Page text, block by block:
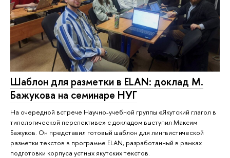
Шаблон для разметки в ELAN: доклад М.
Бажукова на семинаре НУГ
На очередной встрече Научно-учебной группы «Якутский глагол в
типологической перспективе» с докладом выступил Максим
Бажуков. Он представил готовый шаблон для лингвистической
разметки текстов в программе ELAN, разработанный в рамках
подготовки корпуса устных якутских текстов.